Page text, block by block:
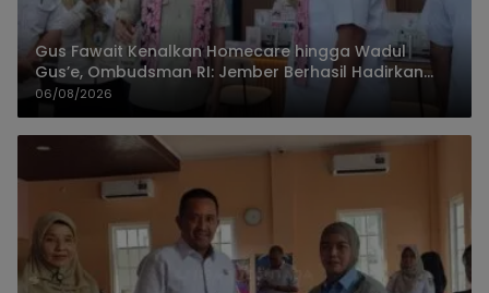
Gus Fawait Kenalkan Homecare hingga Wadul
Gus’e, Ombudsman RI: Jember Berhasil Hadirkan
Layanan Kualitas
06/08/2026